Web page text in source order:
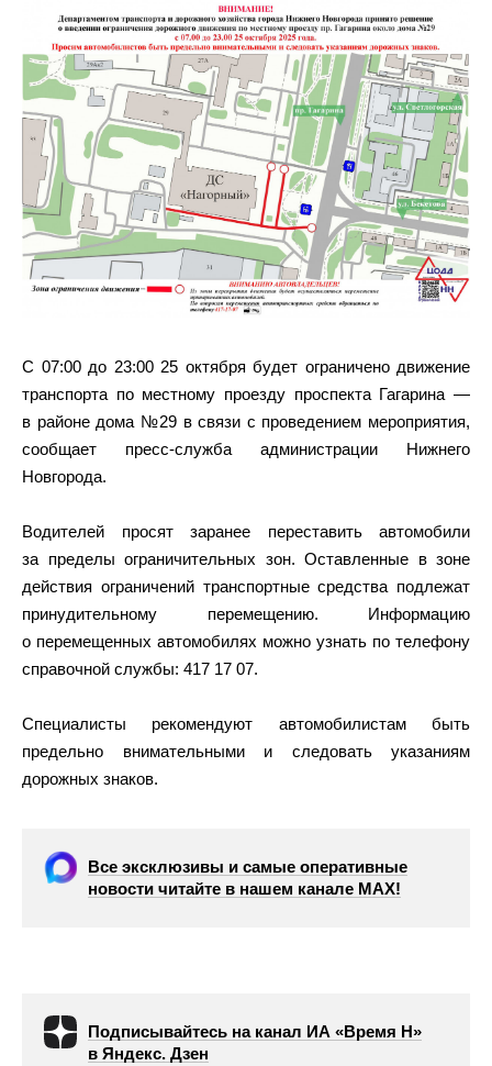
С 07:00 до 23:00 25 октября будет ограничено движение
транспорта по местному проезду проспекта Гагарина —
в районе дома №29 в связи с проведением мероприятия,
сообщает пресс-служба администрации Нижнего
Новгорода.
Водителей просят заранее переставить автомобили
за пределы ограничительных зон. Оставленные в зоне
действия ограничений транспортные средства подлежат
принудительному перемещению. Информацию
о перемещенных автомобилях можно узнать по телефону
справочной службы: 417 17 07.
Специалисты рекомендуют автомобилистам быть
предельно внимательными и следовать указаниям
дорожных знаков.
Все эксклюзивы и самые оперативные
новости читайте в нашем канале МАХ!
Подписывайтесь на канал ИА «Время Н»
в Яндекс. Дзен